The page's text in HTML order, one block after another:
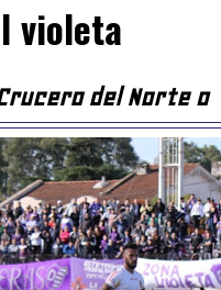
violeta
del Norte 0